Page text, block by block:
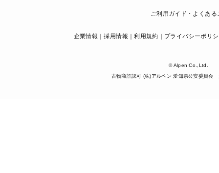
ご利用ガイド・よくある
企業情報 採用情報 利用規約 プライバシーポリ
© Alpen Co.,Ltd.
古物商許認可 (株)アルペン 愛知県公安委員